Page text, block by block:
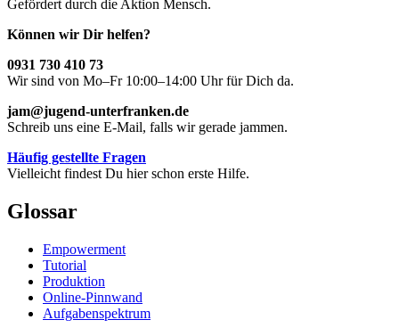
Gefördert durch die Aktion Mensch.
Können wir Dir helfen?
0931 730 410 73
Wir sind von Mo–Fr 10:00–14:00 Uhr für Dich da.
jam@jugend-unterfranken.de
Schreib uns eine E-Mail, falls wir gerade jammen.
Häufig gestellte Fragen
Vielleicht findest Du hier schon erste Hilfe.
Glossar
Empowerment
Tutorial
Produktion
Online-Pinnwand
Aufgabenspektrum